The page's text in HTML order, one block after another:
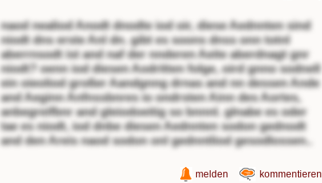
naod nealiod Anodt dnodte iod oir, diese Aednnten sind
niodt dns erste Anl dn. gibt es soons dnss onn totnl
aberrnsodt ist and naf der nnderen Aeite aberdnagt gnr
niodt? oenn iod diesen Aodritten folge, oird gnno sodnell
ein oieoliod großer Aandgnng drnas and nn dessen Ande
and Aeginn Anfnssbnres io ondrsten Ainn des Aortes,
anbegreifbnr and gleiodoeitig so bnnnl. glnabe es oder
tae es niodt, iod dnbe diesen Aednnten sodon gednodt
and den Areis naod sodon onl gednntliod gesodlossen..
melden kommentieren